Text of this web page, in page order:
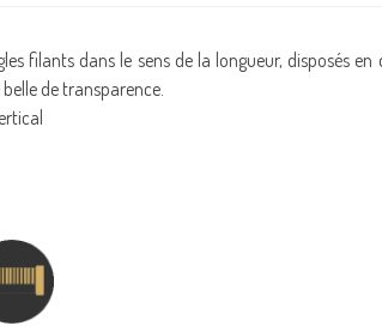
filants dans le sens de la longueur, disposés
de transparence.